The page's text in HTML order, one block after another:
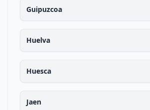
Guipuzcoa
Huelva
Huesca
Jaen